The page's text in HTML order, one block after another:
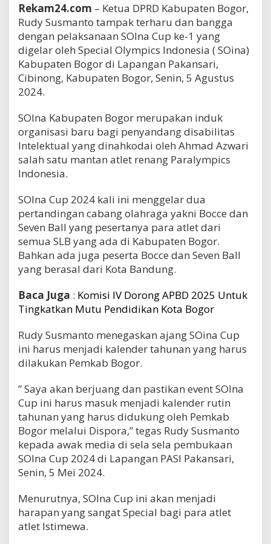
Rekam24.com – Ketua DPRD Kabupaten Bogor,
Rudy Susmanto tampak terharu dan bangga
dengan pelaksanaan SOIna Cup ke-1 yang
digelar oleh Special Olympics Indonesia ( SOina)
Kabupaten Bogor di Lapangan Pakansari,
Cibinong, Kabupaten Bogor, Senin, 5 Agustus
2024.
SOIna Kabupaten Bogor merupakan induk
organisasi baru bagi penyandang disabilitas
Intelektual yang dinahkodai oleh Ahmad Azwari
salah satu mantan atlet renang Paralympics
Indonesia.
SOIna Cup 2024 kali ini menggelar dua
pertandingan cabang olahraga yakni Bocce dan
Seven Ball yang pesertanya para atlet dari
semua SLB yang ada di Kabupaten Bogor.
Bahkan ada juga peserta Bocce dan Seven Ball
yang berasal dari Kota Bandung.
Baca Juga : Komisi IV Dorong APBD 2025 Untuk
Tingkatkan Mutu Pendidikan Kota Bogor
Rudy Susmanto menegaskan ajang SOina Cup
ini harus menjadi kalender tahunan yang harus
dilakukan Pemkab Bogor.
” Saya akan berjuang dan pastikan event SOIna
Cup ini harus masuk menjadi kalender rutin
tahunan yang harus didukung oleh Pemkab
Bogor melalui Dispora,” tegas Rudy Susmanto
kepada awak media di sela sela pembukaan
SOIna Cup 2024 di Lapangan PASI Pakansari,
Senin, 5 Mei 2024.
Menurutnya, SOIna Cup ini akan menjadi
harapan yang sangat Special bagi para atlet
atlet Istimewa.